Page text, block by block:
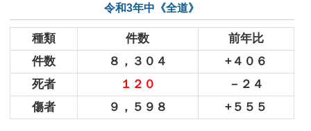
令和3年中《全道》
種類 件数
前年比
件数
８，３０４
+４０６
死者
１２０
－２４
傷者
９，５９８ +５５５